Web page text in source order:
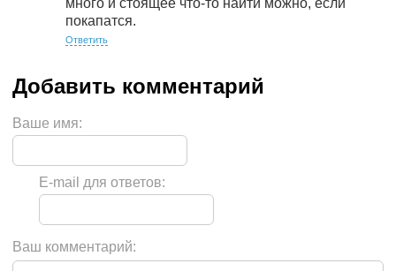
покапатся.
Ответить
Ваше имя:
E-mail для ответов:
Ваш комментарий: